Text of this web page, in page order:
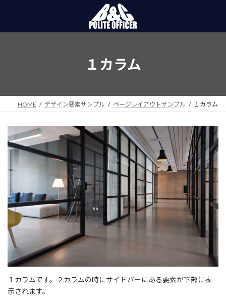
ン
プ
ー
動
１カラム
HOME デザイン要素サンプル ページレイアウトサンプル １カラム
１カラムです。２カラムの時にサイドバーにある要素が下部に表
示されます。